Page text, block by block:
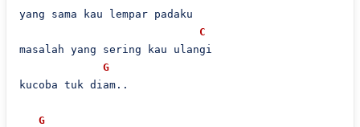
yang sama kau lempar padaku
C
masalah yang sering kau ulangi
G
kucoba tuk diam..
G